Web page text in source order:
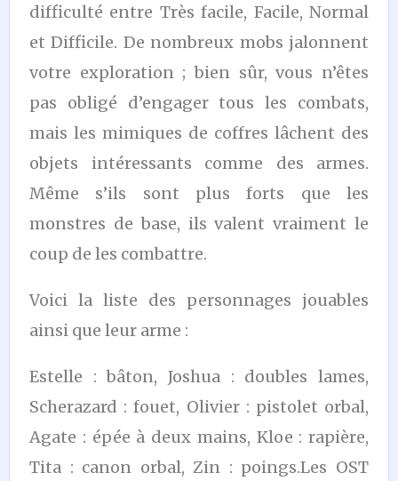
difficulté entre Très facile, Facile, Normal
et Difficile. De nombreux mobs jalonnent
votre exploration ; bien sûr, vous n’êtes
pas obligé d’engager tous les combats,
mais les mimiques de coffres lâchent des
objets intéressants comme des armes.
Même s’ils sont plus forts que les
monstres de base, ils valent vraiment le
coup de les combattre.
Voici la liste des personnages jouables
ainsi que leur arme :
Estelle : bâton, Joshua : doubles lames,
Scherazard : fouet, Olivier : pistolet orbal,
Agate : épée à deux mains, Kloe : rapière,
Tita : canon orbal, Zin : poings.Les OST